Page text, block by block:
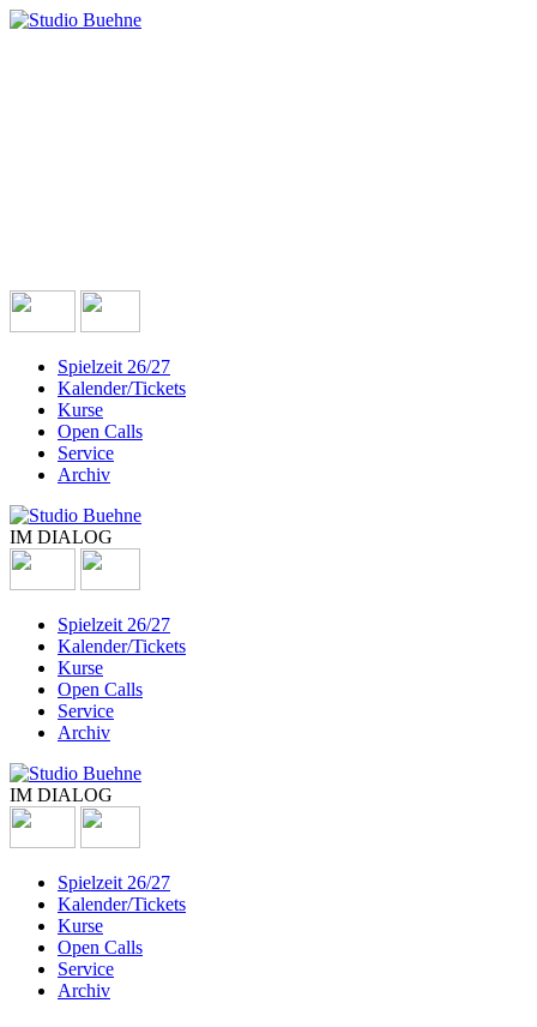
Spielzeit 26/27
Kalender/Tickets
Kurse
Open Calls
Service
Archiv
IM DIALOG
Spielzeit 26/27
Kalender/Tickets
Kurse
Open Calls
Service
Archiv
IM DIALOG
Spielzeit 26/27
Kalender/Tickets
Kurse
Open Calls
Service
Archiv